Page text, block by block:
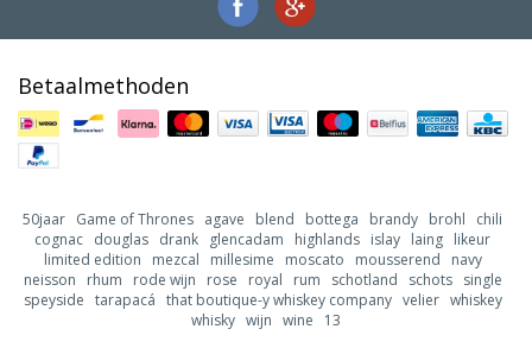
Betaalmethoden
50jaar Game of Thrones agave blend bottega brandy brohl
chili
cognac douglas drank glencadam highlands islay laing likeur
limited edition
mezcal millesime moscato mousserend
navy
neisson
rhum rode wijn rose royal rum schotland schots
single
speyside tarapacá that boutique-y whiskey company velier whiskey
whisky wijn wine 13